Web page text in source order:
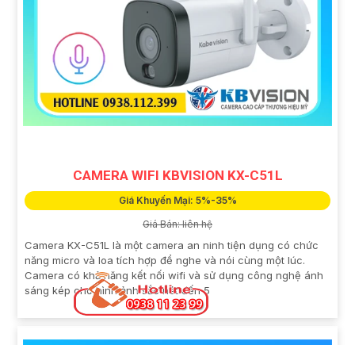
CAMERA WIFI KBVISION KX-C51L
Giá Khuyến Mại: 5%-35%
Giá Bán: liên hệ
Camera KX-C51L là một camera an ninh tiện dụng có chức
năng micro và loa tích hợp để nghe và nói cùng một lúc.
Camera có khả năng kết nối wifi và sử dụng công nghệ ánh
sáng kép cho hình ảnh sắc nét đến 5